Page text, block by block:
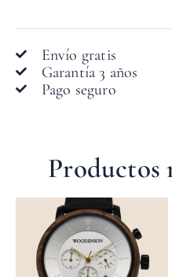
Envío gratis
Garantía 3 años
Pago seguro
Productos